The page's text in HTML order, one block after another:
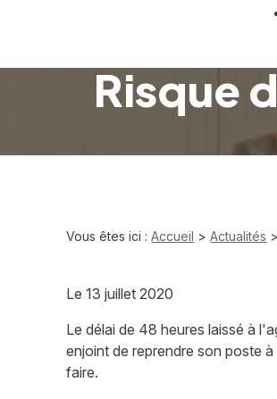
Risque
Vous êtes ici : Accueil >Actualités
Le13 juillet 2020
Le délai de 48 heures laissé à
enjoint de reprendre son poste
faire.